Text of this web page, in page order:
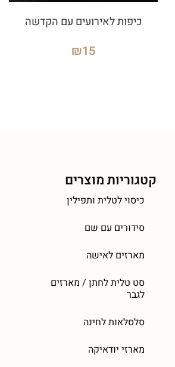
כיפות לאירועים עם הקדשה
₪15
קטגוריות מוצרים
כיסוי לטלית ותפילין
סידורים עם שם
מארזים לאישה
סט טלית לחתן / מארזים
לגבר
סלסלאות לחינה
מארזי יודאיקה